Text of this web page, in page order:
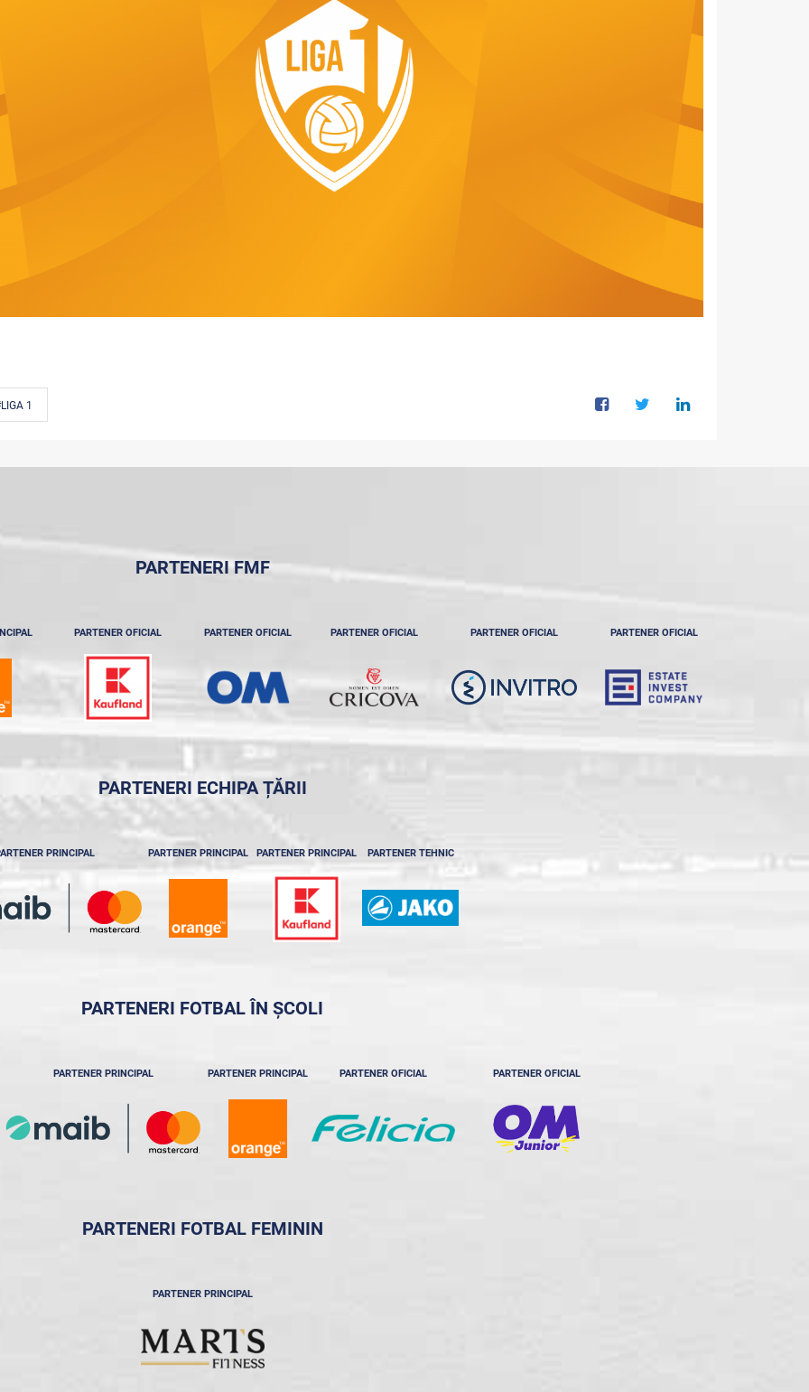
1
PARTENERI FMF
PARTENER OFICIAL PARTENER OFICIAL PARTENER OFICIAL PARTENER OFICIAL PARTENER OFICIAL
PARTENERI ECHIPA ȚĂRII
PRINCIPAL PARTENER PRINCIPAL PARTENER PRINCIPAL PARTENER TEHNIC
PARTENERI FOTBAL ÎN ȘCOLI
PARTENER PRINCIPAL PARTENER PRINCIPAL PARTENER OFICIAL PARTENER OFICIAL
PARTENERI FOTBAL FEMININ
PARTENER PRINCIPAL